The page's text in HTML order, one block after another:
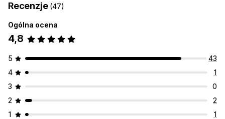
Recenzje (47)
Ogólna ocena
4,8
5
43
4
1
3
0
2
2
1
1